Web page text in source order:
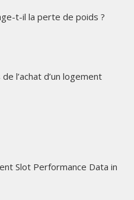
t-il la perte de poids ?
l’achat d’un logement
Slot Performance Data in